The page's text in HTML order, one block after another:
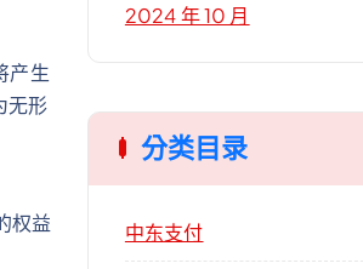
产生
无形
权益
2024 年 10 月
分类目录
中东支付